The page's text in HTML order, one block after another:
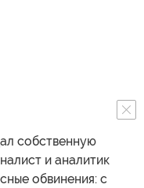
собственную
и аналитик
обвинения: с